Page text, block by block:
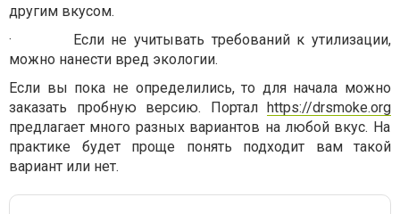
другим вкусом.
·
Если не учитывать требований к утилизации,
можно нанести вред экологии.
Если вы пока не определились, то для начала можно
заказать пробную версию. Портал https://drsmoke.org
предлагает много разных вариантов на любой вкус. На
практике будет проще понять подходит вам такой
вариант или нет.